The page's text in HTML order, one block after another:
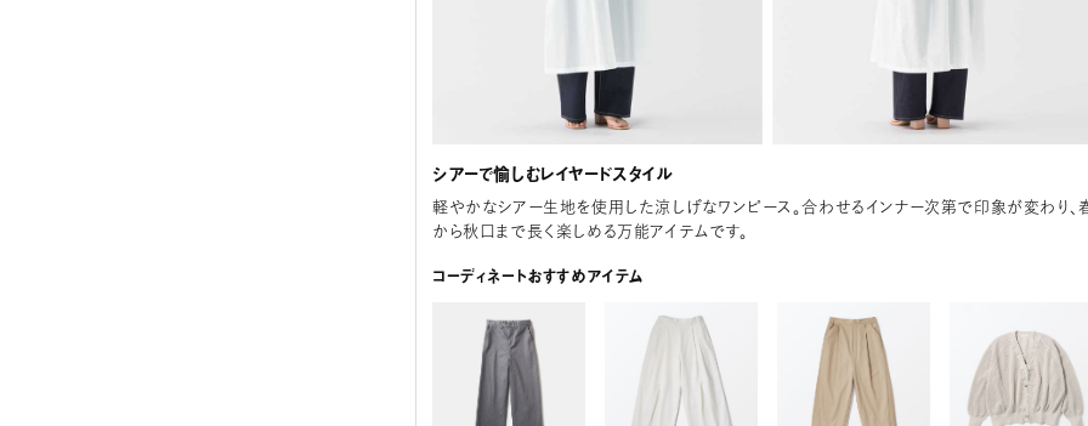
シアーで愉しむレイヤードスタイル
軽やかなシアー生地を使用した涼しげなワンピース。合わせるインナー次第で印象が変わり、
から秋口まで長く楽しめる万能アイテムです。
コーディネートおすすめアイテム